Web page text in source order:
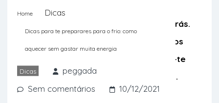
Home Dicas
Dicas para te preparares para o frio: como
aquecer sem gastar muita energia
Dicas
peggada
Sem comentários
10/12/2021
O frio chegou, não há como voltar atrás.
Podemos sim é arranjar formas de nos
aquecer sem gastar energia. Damos-te
aqui algumas dicas preciosas. Ora vê.